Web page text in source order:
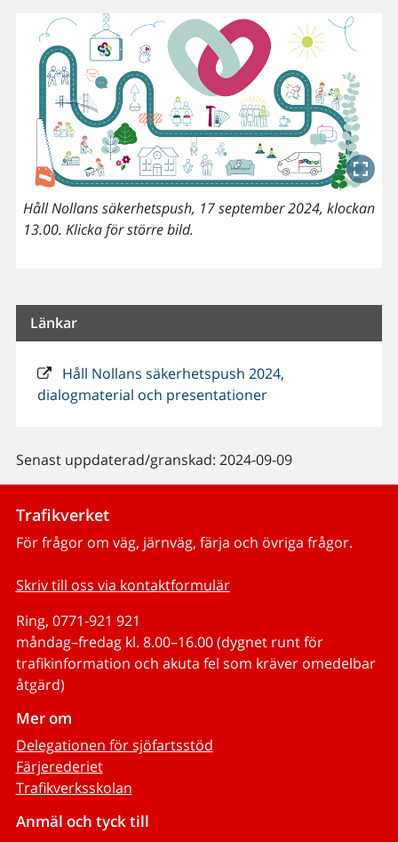
Håll Nollans säkerhetspush, 17 september 2024, klockan
13.00. Klicka för större bild.
Länkar
Håll Nollans säkerhetspush 2024,
dialogmaterial och presentationer
Senast uppdaterad/granskad: 2024-09-09
Trafikverket
För frågor om väg, järnväg, färja och övriga frågor.
Skriv till oss via kontaktformulär
Ring, 0771-921 921
måndag–fredag kl. 8.00–16.00 (dygnet runt för
trafikinformation och akuta fel som kräver omedelbar
åtgärd)
Mer om
Delegationen för sjöfartsstöd
Färjerederiet
Trafikverksskolan
Anmäl och tyck till